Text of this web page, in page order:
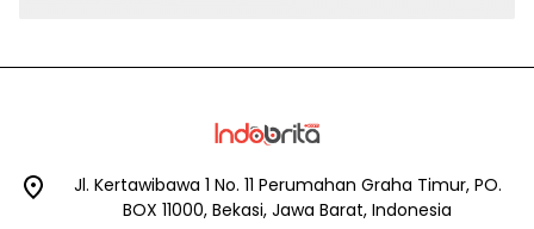
Jl. Kertawibawa 1 No. 11 Perumahan Graha Timur, PO.
BOX 11000, Bekasi, Jawa Barat, Indonesia